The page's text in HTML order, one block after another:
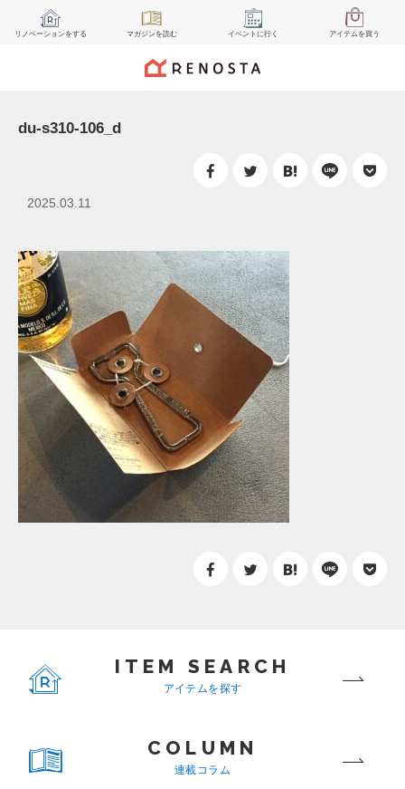
リノベーションをする マガジンを読む イベント に行く アイテムを買う
du-s310-106_d
2025.03.11
ITEM SEARCH
アイテムを探す
COLUMN
連載コラム